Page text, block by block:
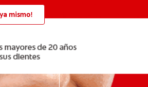
mismo!